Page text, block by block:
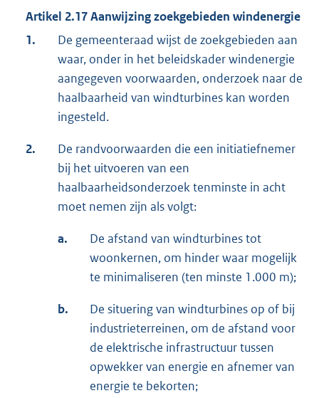
Artikel 2.17 Aanwijzing zoekgebieden windenergie
1.
De gemeenteraad wijst de zoekgebieden aan
waar, onder in het beleidskader windenergie
aangegeven voorwaarden, onderzoek naar de
haalbaarheid van windturbines kan worden
ingesteld.
2.
De randvoorwaarden die een initiatiefnemer
bij het uitvoeren van een
haalbaarheidsonderzoek tenminste in acht
moet nemen zijn als volgt:
a.
De afstand van windturbines tot
woonkernen, om hinder waar mogelijk
te minimaliseren (ten minste 1.000 m);
b.
De situering van windturbines op of bij
industrieterreinen, om de afstand voor
de elektrische infrastructuur tussen
opwekker van energie en afnemer van
energie te bekorten;